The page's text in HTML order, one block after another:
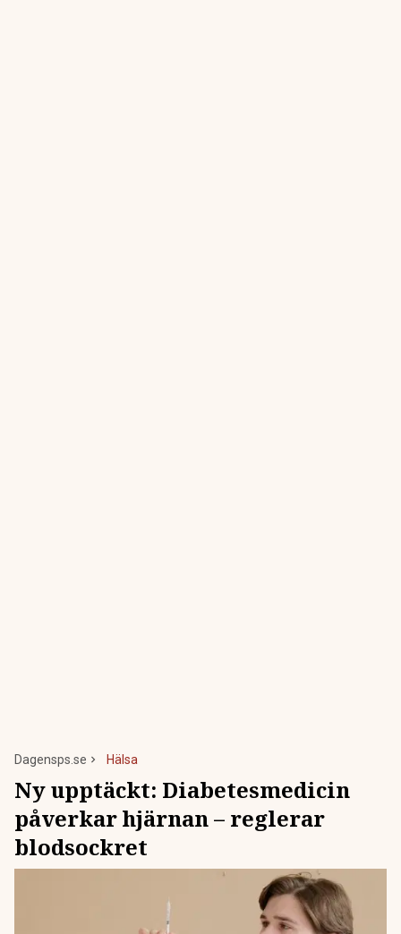
Dagensps.se Hälsa
Ny upptäckt: Diabetesmedicin
påverkar hjärnan – reglerar
blodsockret